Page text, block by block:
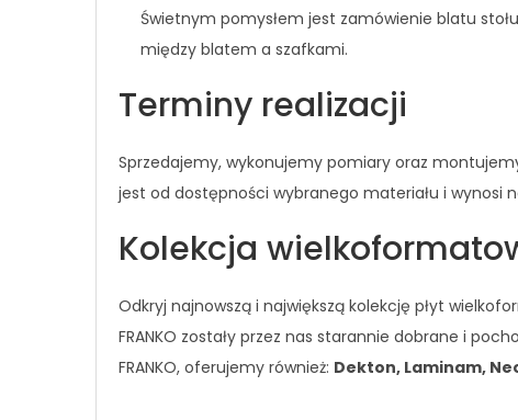
Świetnym pomysłem jest zamówienie blatu
między blatem a szafkami.
Terminy realizacji
Sprzedajemy, wykonujemy pomiary oraz
jest od dostępności wybranego materiału i wynosi
Kolekcja
Odkryj najnowszą i największą kolekcję płyt
FRANKO zostały przez nas starannie dobrane i
FRANKO, oferujemy również: Dekton, Laminam,